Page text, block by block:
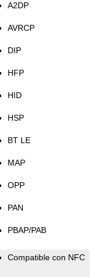
A2DP
AVRCP
DIP
HFP
HID
HSP
BT LE
MAP
OPP
PAN
PBAP/PAB
Compatible con NFC